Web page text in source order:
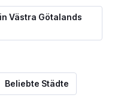
Västra Götalands
Beliebte Städte